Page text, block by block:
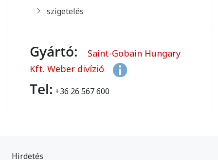
szigetelés
Gyártó:
Saint-Gobain Hungary
Kft. Weber divízió
Tel: +36 26 567 600
Hirdetés